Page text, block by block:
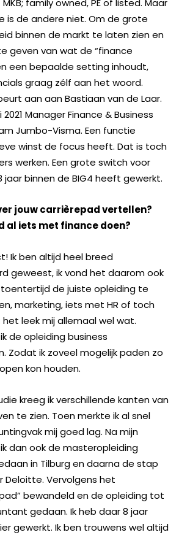
family owned, PE of listed. Maar
is de andere niet. Om de grote
binnen de markt te laten zien en
geven van wat de “finance
een bepaalde setting inhoudt,
graag zélf aan het woord.
aan aan Bastiaan van de Laar.
2021 Manager Finance & Business
Jumbo-Visma. Een functie
winst de focus heeft. Dat is toch
werken. Een grote switch voor
jaar binnen de BIG4 heeft gewerkt.
jouw carrièrepad vertellen?
al iets met finance doen?
Ik ben altijd heel breed
geweest, ik vond het daarom ook
de juiste opleiding te
marketing, iets met HR of toch
het leek mij allemaal wel wat.
de opleiding business
Zodat ik zoveel mogelijk paden zo
kon houden.
kreeg ik verschillende kanten van
te zien. Toen merkte ik al snel
mij goed lag. Na mijn
dan ook de masteropleiding
in Tilburg en daarna de stap
Deloitte. Vervolgens het
bewandeld en de opleiding tot
gedaan. Ik heb daar 8 jaar
gewerkt. Ik ben trouwens wel altijd